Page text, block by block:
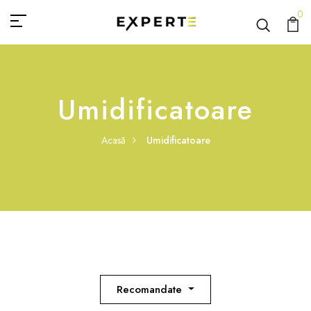
0
Umidificatoare
Acasă Umidificatoare
Recomandate